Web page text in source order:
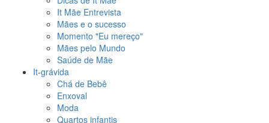
It Mãe Entrevista
Mães e o sucesso
Momento "Eu mereço"
Mães pelo Mundo
Saúde de Mãe
It-grávida
Chá de Bebê
Enxoval
Moda
Quartos infantis